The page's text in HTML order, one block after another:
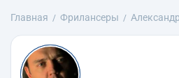
Главная Фрилансеры